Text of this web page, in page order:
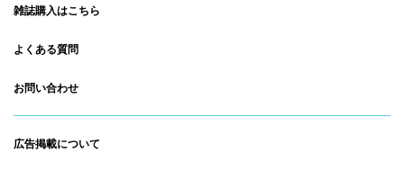
雑誌購入はこちら
よくある質問
お問い合わせ
広告掲載について